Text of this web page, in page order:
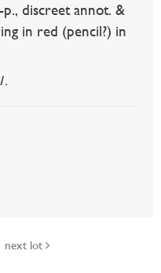
discreet annot. &
in red (pencil?) in
next lot